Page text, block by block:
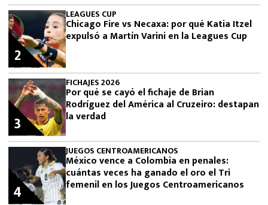
LEAGUES CUP
Chicago Fire vs Necaxa: por qué Katia Itzel
expulsó a Martín Varini en la Leagues Cup
2
FICHAJES 2026
Por qué se cayó el fichaje de Brian
Rodríguez del América al Cruzeiro: destapan
la verdad
3
JUEGOS CENTROAMERICANOS
México vence a Colombia en penales:
cuántas veces ha ganado el oro el Tri
femenil en los Juegos Centroamericanos
4